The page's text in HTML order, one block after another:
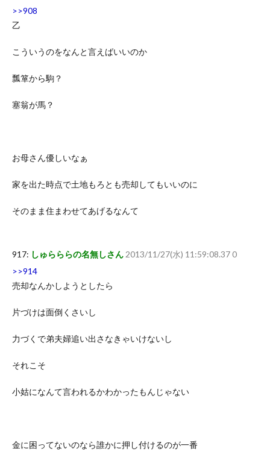
>>908
乙
こういうのをなんと言えばいいのか
瓢箪から駒？
塞翁が馬？
お母さん優しいなぁ
家を出た時点で土地もろとも売却してもいいのに
そのまま住まわせてあげるなんて
917: しゅらららの名無しさん 2013/11/27(水) 11:59:08.37 0
>>914
売却なんかしようとしたら
片づけは面倒くさいし
力づくで弟夫婦追い出さなきゃいけないし
それこそ
小姑になんて言われるかわかったもんじゃない
金に困ってないのなら誰かに押し付けるのが一番